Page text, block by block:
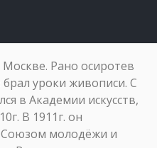
Рано осиротев
брал уроки живописи. С
в Академии искусств,
В 1911г. он
Союзом молодёжи и